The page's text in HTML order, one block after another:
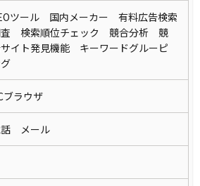
ツール 国内メーカー 有料広告検索
検索順位チェック 競合分析 競
イト発見機能 キーワードグルーピ
グ
ブラウザ
話 メール